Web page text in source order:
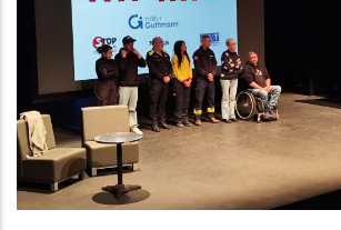
Per Sensibilitzar Els
La Seguretat Viària
Altres